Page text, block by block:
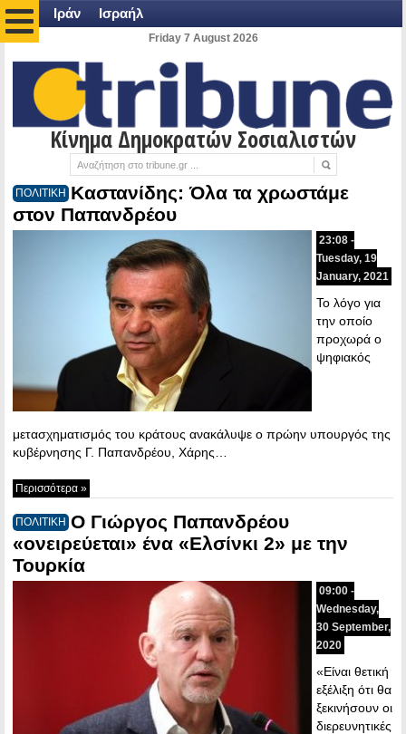
Ιράν Ισραήλ
Friday 7 August 2026
Κίνημα Δημοκρατών Σοσιαλιστών
ΠΟΛΙΤΙΚΗ Καστανίδης: Όλα τα χρωστάμε
στον Παπανδρέου
23:08 -
Tuesday, 19
January, 2021
Το λόγο για
την οποίο
προχωρά ο
ψηφιακός
μετασχηματισμός του κράτους ανακάλυψε ο πρώην υπουργός της
κυβέρνησης Γ. Παπανδρέου, Χάρης…
Περισσότερα »
ΠΟΛΙΤΙΚΗ Ο Γιώργος Παπανδρέου
«ονειρεύεται» ένα «Ελσίνκι 2» με την
Τουρκία
09:00 -
Wednesday,
30 September,
2020
«Είναι θετική
εξέλιξη ότι θα
ξεκινήσουν οι
διερευνητικές